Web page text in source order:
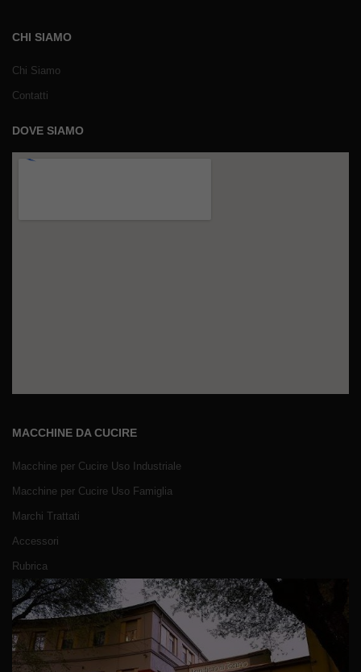
CHI SIAMO
Chi Siamo
Contatti
DOVE SIAMO
MACCHINE DA CUCIRE
Macchine per Cucire Uso Industriale
Macchine per Cucire Uso Famiglia
Marchi Trattati
Accessori
Rubrica